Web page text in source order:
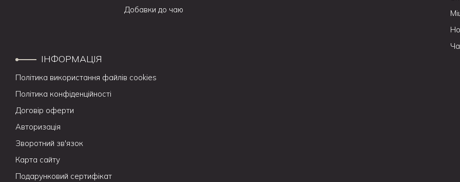
Добавки до чаю
ІНФОРМАЦІЯ
Політика використання файлів cookies
Політика конфіденційності
Договір оферти
Авторизація
Зворотний зв'язок
Карта сайту
Подарунковий сертифікат